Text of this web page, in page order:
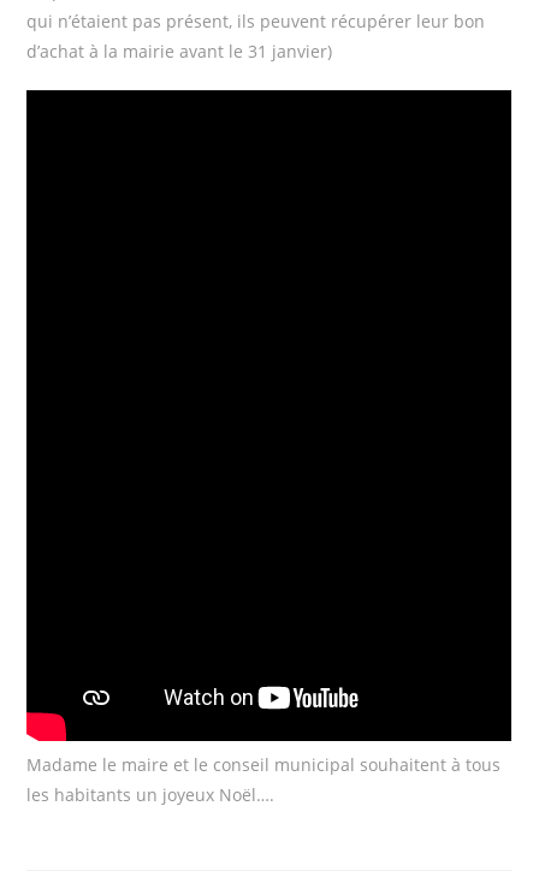
qui n’étaient pas présent, ils peuvent récupérer leur bon
d’achat à la mairie avant le 31 janvier)
Madame le maire et le conseil municipal souhaitent à tous
les habitants un joyeux Noël….